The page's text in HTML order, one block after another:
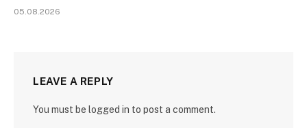
05.08.2026
LEAVE A REPLY
You must be logged in to post a comment.